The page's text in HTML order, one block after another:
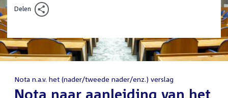
Delen
Nota n.a.v. het (nader/tweede nader/enz.) verslag
:Nota naar aanleiding van het